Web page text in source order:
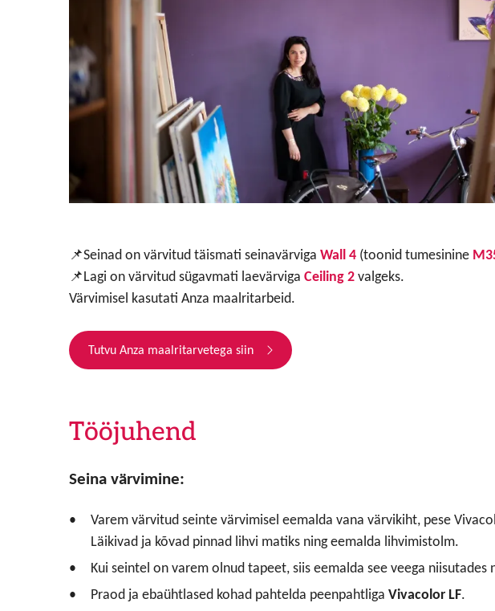
📌Seinad on värvitud täismati seinavärvigaWall 4 (toonid tumesinine
📌Lagi on värvitud sügavmati laevärvigaCeiling 2valgeks.
Värvimisel kasutati Anza maalritarbeid.
Tutvu Anza maalritarvetega siin
Tööjuhend
Seina värvimine:
Varem värvitud seinte värvimisel eemalda vana värvikiht, pese
Läikivad ja kõvad pinnad lihvi matiks ning eemalda lihvimistolm.
Kui seintel on varem olnud tapeet, siis eemalda see veega
Praod ja ebaühtlased kohad pahtelda peenpahtligaVivacolor LF.